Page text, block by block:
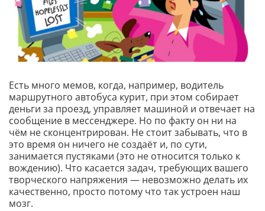
Есть много мемов, когда, например, водитель
маршрутного автобуса курит, при этом собирает
деньги за проезд, управляет машиной и отвечает на
сообщение в мессенджере. Но по факту он ни на
чём не сконцентрирован. Не стоит забывать, что в
это время он ничего не создаёт и, по сути,
занимается пустяками (это не относится только к
вождению). Что касается задач, требующих вашего
творческого напряжения — невозможно делать их
качественно, просто потому что так устроен наш
мозг.